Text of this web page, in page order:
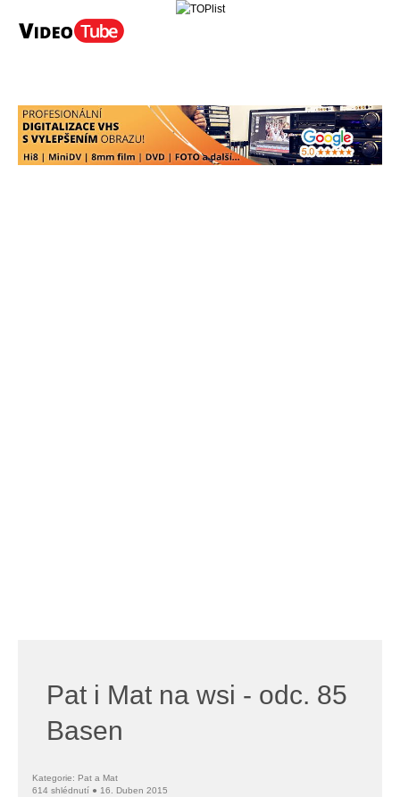
Pat i Mat na wsi - odc. 85
Basen
Kategorie: Pat a Mat
614 shlédnutí ● 16. Duben 2015